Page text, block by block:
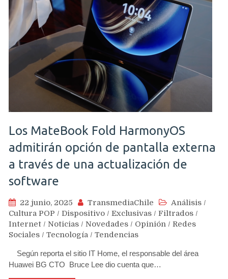
Los MateBook Fold HarmonyOS
admitirán opción de pantalla externa
a través de una actualización de
software
22 junio, 2025 TransmediaChile Análisis /
Cultura POP / Dispositivo / Exclusivas / Filtrados /
Internet / Noticias / Novedades / Opinión / Redes
Sociales / Tecnología / Tendencias
Según reporta el sitio IT Home, el responsable del área
Huawei BG CTO Bruce Lee dio cuenta que…